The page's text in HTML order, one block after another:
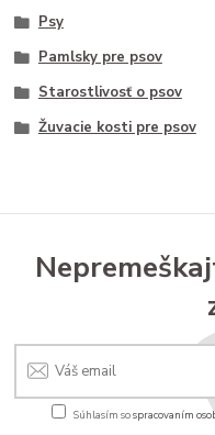
Psy
Pamlsky pre psov
Starostlivosť o psov
Žuvacie kosti pre psov
Súhlasím sospracovaním